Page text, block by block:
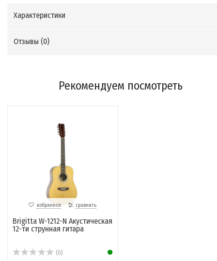
Характеристики
Отзывы (0)
Рекомендуем посмотреть
избранное сравнить
Brigitta W-1212-N Акустическая
12-ти струнная гитара
(0)